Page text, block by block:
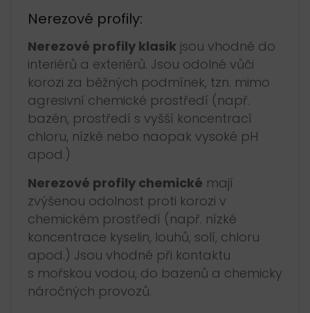
Nerezové profily:
Nerezové profily klasikjsou vhodné do
interiérů a exteriérů. Jsou odolné vůči
korozi za běžných podmínek, tzn. mimo
agresivní chemické prostředí (např.
bazén, prostředí s vyšší koncentrací
chloru, nízké nebo naopak vysoké pH
apod.)
Nerezové profily chemické mají
zvýšenou odolnost proti korozi v
chemickém prostředí (např. nízké
koncentrace kyselin, louhů, solí, chloru
apod.) Jsou vhodné při kontaktu
s mořskou vodou, do bazenů a chemicky
náročných provozů.